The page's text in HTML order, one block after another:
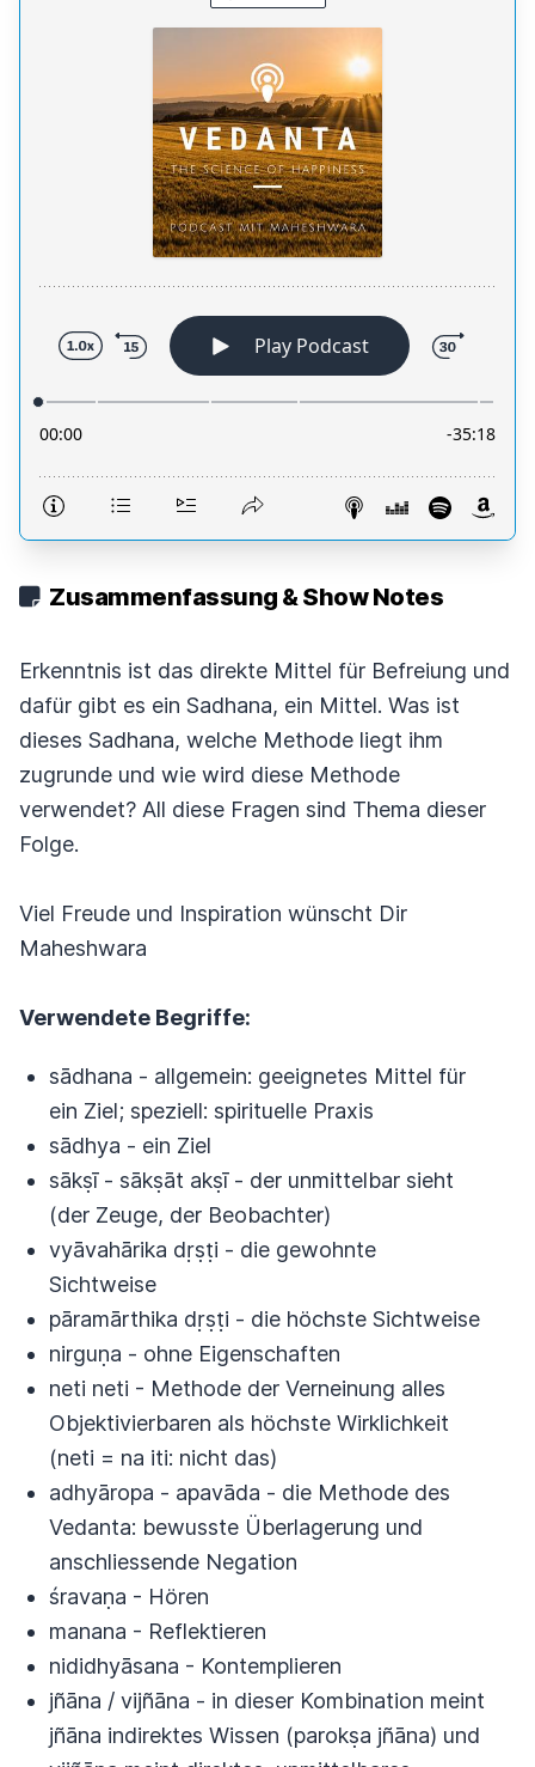
Zusammenfassung & Show Notes
Erkenntnis ist das direkte Mittel für Befreiung und
dafür gibt es ein Sadhana, ein Mittel. Was ist
dieses Sadhana, welche Methode liegt ihm
zugrunde und wie wird diese Methode
verwendet? All diese Fragen sind Thema dieser
Folge.
Viel Freude und Inspiration wünscht Dir
Maheshwara
Verwendete Begriffe:
sādhana - allgemein: geeignetes Mittel für
ein Ziel; speziell: spirituelle Praxis
sādhya - ein Ziel
sākṣī - sākṣāt akṣī - der unmittelbar sieht
(der Zeuge, der Beobachter)
vyāvahārika dṛṣṭi - die gewohnte
Sichtweise
pāramārthika dṛṣṭi - die höchste Sichtweise
nirguṇa - ohne Eigenschaften
neti neti - Methode der Verneinung alles
Objektivierbaren als höchste Wirklichkeit
(neti = na iti: nicht das)
adhyāropa - apavāda - die Methode des
Vedanta: bewusste Überlagerung und
anschliessende Negation
śravaṇa - Hören
manana - Reflektieren
nididhyāsana - Kontemplieren
jñāna / vijñāna - in dieser Kombination meint
jñāna indirektes Wissen (parokṣa jñāna) und